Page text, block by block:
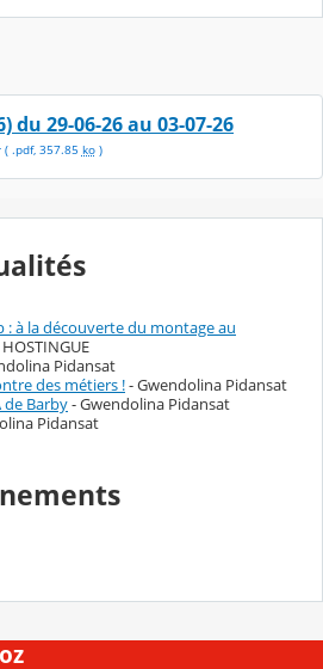
du 29-06-26 au 03-07-26
( .pdf, 357.85 ko)
: à la découverte du montage au
Pidansat
des métiers !- Gwendolina Pidansat
de Barby- Gwendolina Pidansat
Pidansat